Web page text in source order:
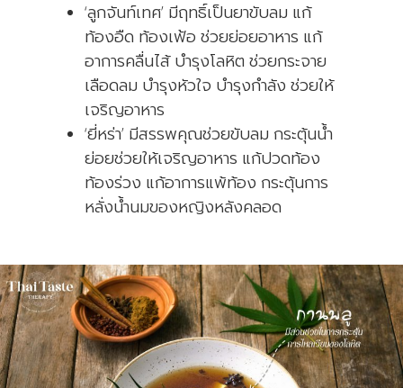
‘ลูกจันท์เทศ’ มีฤทธิ์เป็นยาขับลม แก้
ท้องอืด ท้องเฟ้อ ช่วยย่อยอาหาร แก้
อาการคลื่นไส้ บำรุงโลหิต ช่วยกระจาย
เลือดลม บำรุงหัวใจ บำรุงกำลัง ช่วยให้
เจริญอาหาร
‘ยี่หร่า’ มีสรรพคุณช่วยขับลม กระตุ้นน้ำ
ย่อยช่วยให้เจริญอาหาร แก้ปวดท้อง
ท้องร่วง แก้อาการแพ้ท้อง กระตุ้นการ
หลั่งน้ำนมของหญิงหลังคลอด